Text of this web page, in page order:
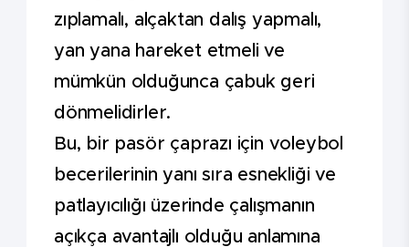
zıplamalı, alçaktan dalış yapmalı,
yan yana hareket etmeli ve
mümkün olduğunca çabuk geri
dönmelidirler.
Bu, bir pasör çaprazı için voleybol
becerilerinin yanı sıra esnekliği ve
patlayıcılığı üzerinde çalışmanın
açıkça avantajlı olduğu anlamına